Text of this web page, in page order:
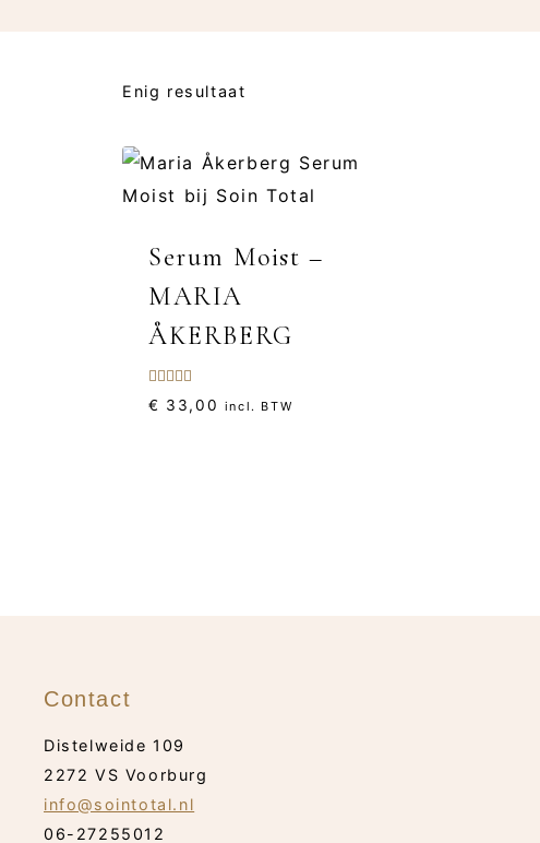
Enig resultaat
Serum Moist –
MARIA
ÅKERBERG
Gewaardeerd
5.00
€ 33,00 incl. BTW
Contact
Distelweide 109
2272 VS Voorburg
info@sointotal.nl
06-27255012